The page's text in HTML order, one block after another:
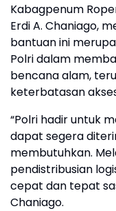
Kabagpenum
Erdi A. Chaniago,
bantuan ini
Polri dalam
bencana alam,
keterbatasan
“Polri hadir untuk
dapat segera
membutuhkan.
pendistribusian
cepat dan tepat
Chaniago.